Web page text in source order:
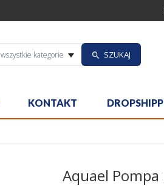
categories_searcher
wszystkie kategorie SZUKAJ
KONTAKT
Aquael Pompa